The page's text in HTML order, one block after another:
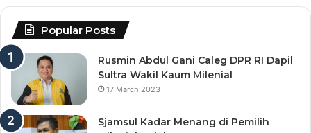
Popular Posts
Rusmin Abdul Gani Caleg DPR RI Dapil
Sultra Wakil Kaum Milenial
17 March 2023
Sjamsul Kadar Menang di Pemilih